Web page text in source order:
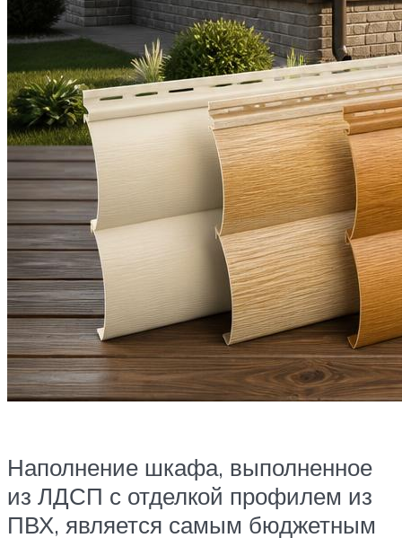
Наполнение шкафа, выполненное
из ЛДСП с отделкой профилем из
ПВХ, является самым бюджетным